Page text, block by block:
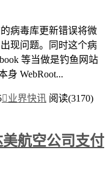
病毒库更新错误将微
现问题。同时这个病
等当做是钓鱼网站
身 WebRoot...
业界快讯 阅读(3170)
航空公司支付